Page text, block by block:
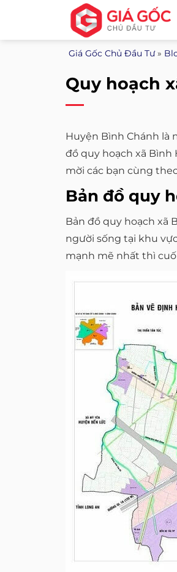
nội
Giá Gốc Chủ Đầu Tư»
Quy hoạch
Huyện Bình Chánh là
đồ quy hoạch xã Bình
mời các bạn cùng
Bản đồ quy
Bản đồ quy hoạch xã
người sống tại khu
mạnh mẽ nhất thì